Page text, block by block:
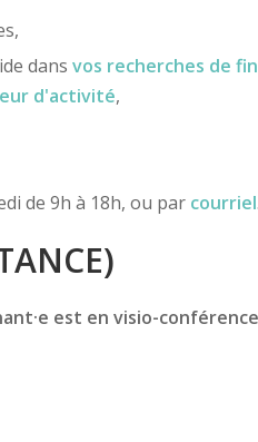
dans vos recherches de
d'activité,
de 9h à 18h, ou par courriel.
est en visio-conférence